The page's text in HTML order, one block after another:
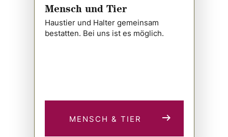
Mensch und Tier
Haustier und Halter gemeinsam
bestatten. Bei uns ist es möglich.
MENSCH & TIER